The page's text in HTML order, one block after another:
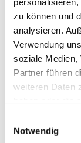
zu können und
analysieren.
Verwendung
soziale Medien,
Partner führen
weiteren Daten
Notwendig
Albrecht Wolf
unserer
*Talent
Das wird
Kleines